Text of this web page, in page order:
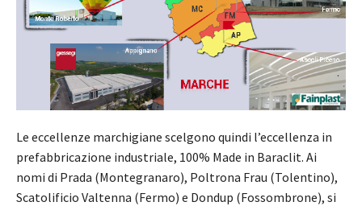
Le eccellenze marchigiane scelgono quindi l’eccellenza in
prefabbricazione industriale, 100% Made in Baraclit. Ai
nomi di Prada (Montegranaro), Poltrona Frau (Tolentino),
Scatolificio Valtenna (Fermo) e Dondup (Fossombrone), si